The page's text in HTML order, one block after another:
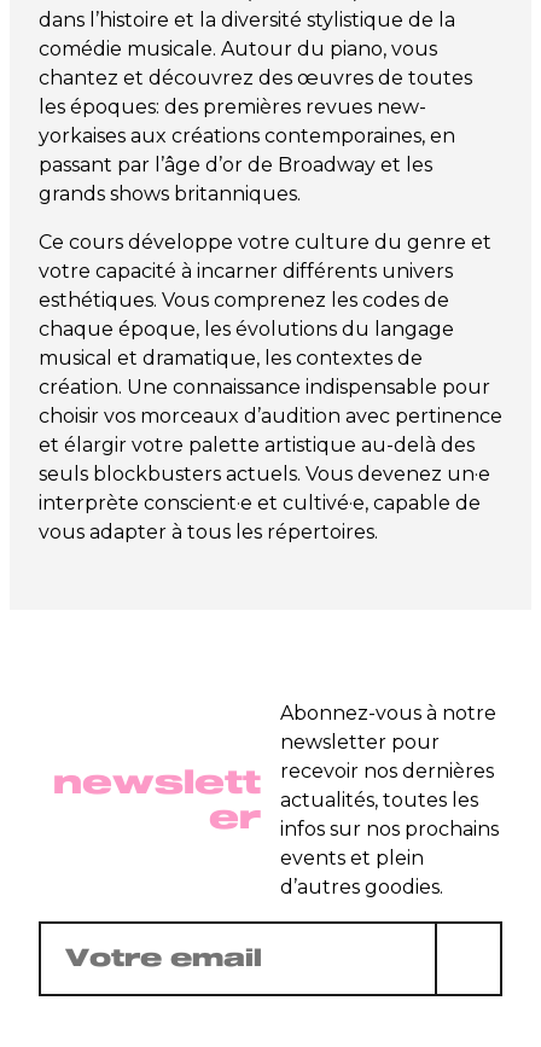
dans l’histoire et la diversité stylistique de la
comédie musicale. Autour du piano, vous
chantez et découvrez des œuvres de toutes
les époques: des premières revues new-
yorkaises aux créations contemporaines, en
passant par l’âge d’or de Broadway et les
grands shows britanniques.
Ce cours développe votre culture du genre et
votre capacité à incarner différents univers
esthétiques. Vous comprenez les codes de
chaque époque, les évolutions du langage
musical et dramatique, les contextes de
création. Une connaissance indispensable pour
choisir vos morceaux d’audition avec pertinence
et élargir votre palette artistique au-delà des
seuls blockbusters actuels. Vous devenez un·e
interprète conscient·e et cultivé·e, capable de
vous adapter à tous les répertoires.
newslett
er
Abonnez-vous à notre
newsletter pour
recevoir nos dernières
actualités, toutes les
infos sur nos prochains
events et plein
d’autres goodies.
mail
(Nécessaire)